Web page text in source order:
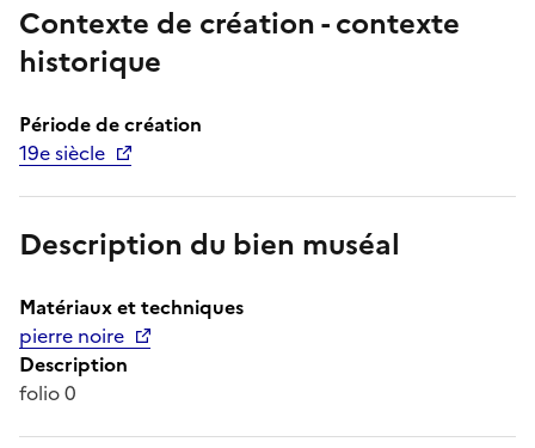
Contexte de création - contexte
historique
Période de création
19e siècle
Description du bien muséal
Matériaux et techniques
pierre noire
Description
folio 0